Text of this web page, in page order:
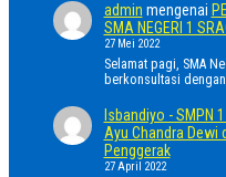
admin mengenai
SMA NEGERI 1
27 Mei 2022
Selamat pagi, SMA
berkonsultasi
Isbandiyo - SMPN
Ayu Chandra Dewi
Penggerak
27 April 2022